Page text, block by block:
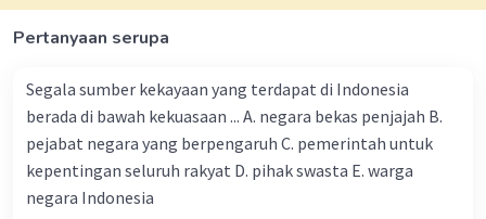
pada pembagian kekuasaan antara pemerintah pusat
dan pemerintah daerah yang otonom.
Beri Rating·0.0(0) Balas
Dela A Community Level 92
21 Desember 2023 10:45
Pertanyaan serupa
Segala sumber kekayaan yang terdapat di Indonesia
berada di bawah kekuasaan ... A. negara bekas penjajah B.
pejabat negara yang berpengaruh C. pemerintah untuk
kepentingan seluruh rakyat D. pihak swasta E. warga
negara Indonesia